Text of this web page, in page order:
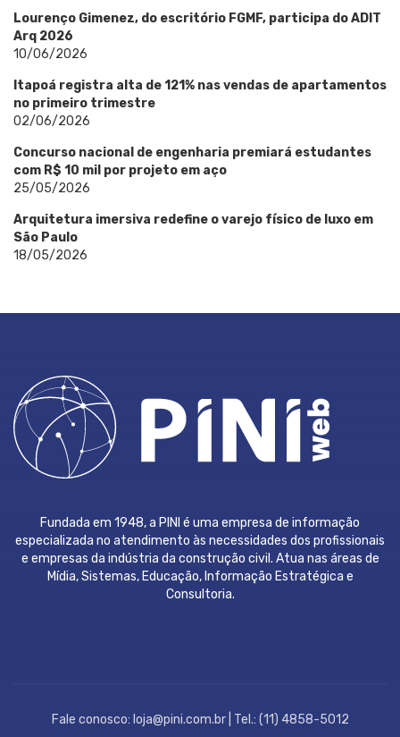
Lourenço Gimenez, do escritório FGMF, participa do ADIT
Arq 2026
10/06/2026
Itapoá registra alta de 121% nas vendas de apartamentos
no primeiro trimestre
02/06/2026
Concurso nacional de engenharia premiará estudantes
com R$ 10 mil por projeto em aço
25/05/2026
Arquitetura imersiva redefine o varejo físico de luxo em
São Paulo
18/05/2026
Fundada em 1948, a PINI é uma empresa de informação
especializada no atendimento às necessidades dos profissionais
e empresas da indústria da construção civil. Atua nas áreas de
Mídia, Sistemas, Educação, Informação Estratégica e
Consultoria.
Fale conosco: loja@pini.com.br | Tel.: (11) 4858-5012